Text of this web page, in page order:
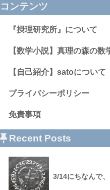
コンテンツ
『摂理研究所』について
【数学小説】真理の森の数
【自己紹介】satoについて
プライバシーポリシー
免責事項
Recent Posts
3/14にちなんで